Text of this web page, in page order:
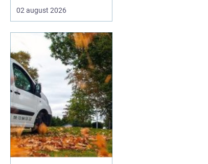
fagperson ser på hele
hengsler, sylindre,
beslag, adgangskontroll
og eventuelt
dørautomatikk. Slik får
både boligeiere,
borettslag og nær...
02 august 2026